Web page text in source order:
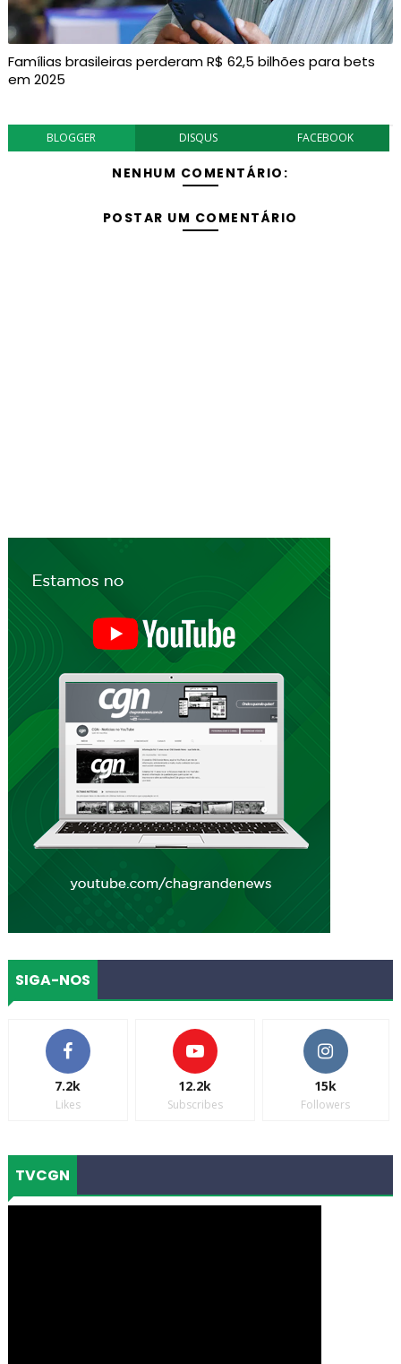
Famílias brasileiras perderam R$ 62,5 bilhões para bets
em 2025
BLOGGER DISQUS FACEBOOK
NENHUM COMENTÁRIO:
POSTAR UM COMENTÁRIO
SIGA-NOS
7.2k
Likes
12.2k
Subscribes
15k
Followers
TVCGN